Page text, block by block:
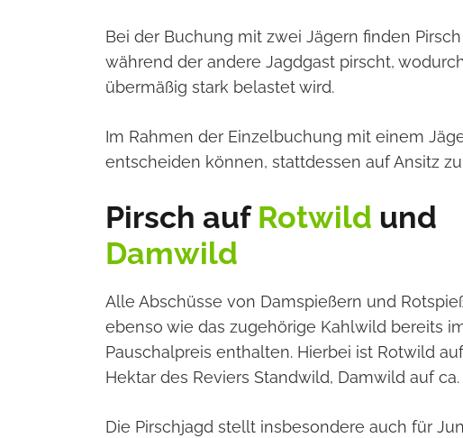
Bei der Buchung mit zwei Jägern finden
während der andere Jagdgast pirscht,
übermäßig stark belastet wird.
Im Rahmen der Einzelbuchung mit einem
entscheiden können, stattdessen auf Ansitz
Pirsch auf Rotwild und
Damwild
Alle Abschüsse von Damspießern und
ebenso wie das zugehörige Kahlwild bereits
Pauschalpreis enthalten. Hierbei ist Rotwild
Hektar des Reviers Standwild, Damwild auf ca.
Die Pirschjagd stellt insbesondere auch für